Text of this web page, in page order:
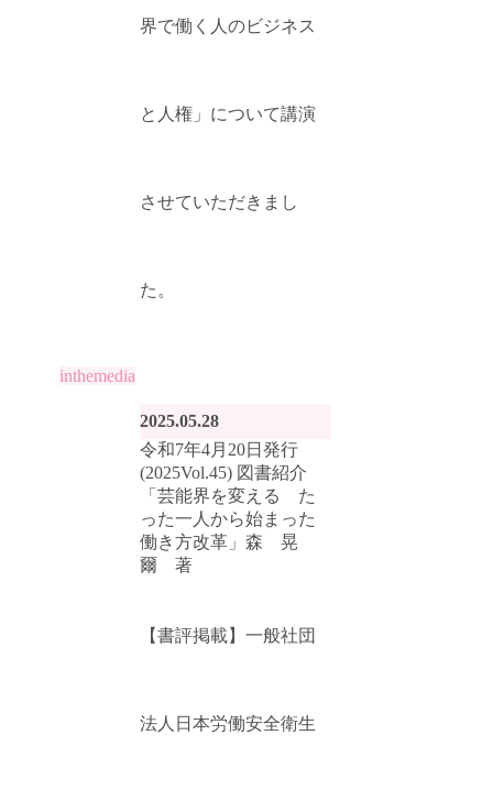
界で働く人のビジネス
と人権」について講演
させていただきまし
た。
inthemedia
【書評掲載】一般社団
法人日本労働安全衛生
令和7年4月20日発行
(2025Vol.45) 図書紹介
「芸能界を変える た
った一人から始まった
働き方改革」森 晃
爾 著
2025.05.28